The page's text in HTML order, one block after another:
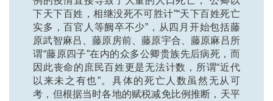
下天下百姓，相继没死不可胜计”“天下百姓死亡
实多，百官人等阙卒不少”，从四月开始包括藤
原武智麻吕、藤原房前、藤原宇合、藤原麻吕所
谓“藤原四子”在内的众多公卿贵族先后病死，而
因此丧命的庶民百姓更是无法计数，所谓“近代
以来未之有也”。具体的死亡人数虽然无从可
考，但根据当时各地的赋税减免比例推断，天平